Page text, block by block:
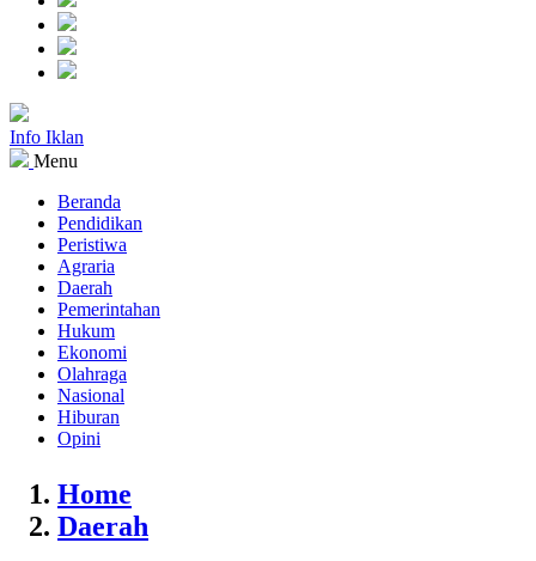
Info Iklan
Menu
Beranda
Pendidikan
Peristiwa
Agraria
Daerah
Pemerintahan
Hukum
Ekonomi
Olahraga
Nasional
Hiburan
Opini
Home
Daerah